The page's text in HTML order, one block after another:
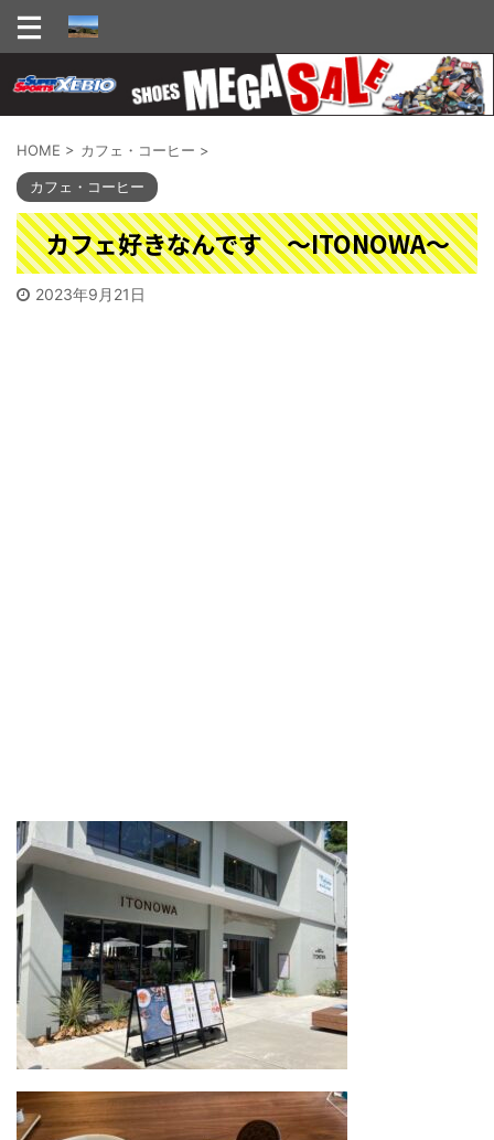
HOME > カフェ・コーヒー >
カフェ・コーヒー
カフェ好きなんです ～ITONOWA～
2023年9月21日